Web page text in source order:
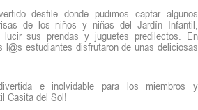
desfile donde pudimos captar algunos
de los niños y niñas del Jardín Infantil,
sus prendas y juguetes predilectos. En
l@s estudiantes disfrutaron de unas deliciosas
e inolvidable para los miembros y
Casita del Sol!